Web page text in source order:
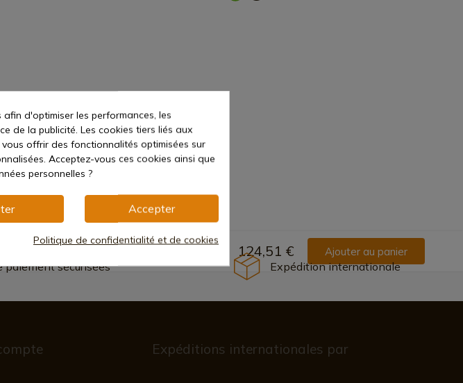
124,51 € Ajouter au panier
paiement sécurisées Expédition internationale
Expéditions internationales par
d'optimiser les performances, les
de la publicité. Les cookies tiers liés aux
offrir des fonctionnalités optimisées sur
Acceptez-vous ces cookies ainsi que
personnelles ?
Accepter
Politique de confidentialité et de cookies